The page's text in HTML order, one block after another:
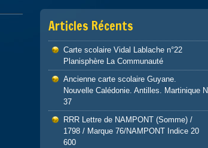
Articles Récents
Carte scolaire Vidal Lablache n°22
Planisphère La Communauté
Ancienne carte scolaire Guyane.
Nouvelle Calédonie. Antilles. Martinique N
37
RRR Lettre de NAMPONT (Somme) /
1798 / Marque 76/NAMPONT Indice 20
600